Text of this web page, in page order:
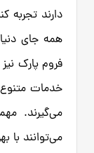
دارند تجربه
همه جای
فروم پارک
خدمات متنوع
می‌توانند با